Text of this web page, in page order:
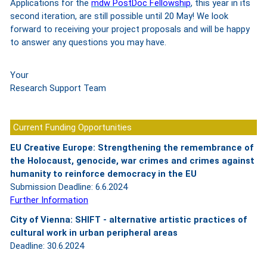
Applications for the mdw PostDoc Fellowship, this year in its
second iteration, are still possible until 20 May! We look
forward to receiving your project proposals and will be happy
to answer any questions you may have.
Your
Research Support Team
Current Funding Opportunities
EU Creative Europe: Strengthening the remembrance of
the Holocaust, genocide, war crimes and crimes against
humanity to reinforce democracy in the EU
Submission Deadline: 6.6.2024
Further Information
City of Vienna: SHIFT - alternative artistic practices of
cultural work in urban peripheral areas
Deadline: 30.6.2024